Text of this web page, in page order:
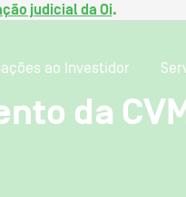
judicial da Oi.
ao Investidor
da